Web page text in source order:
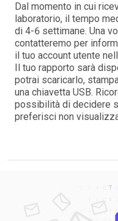
Dal momento in cui
laboratorio, il tempo
di 4-6 settimane. Una
contatteremo per
il tuo account utente
Il tuo rapporto sarà
potrai scaricarlo,
una chiavetta USB.
possibilità di decidere
preferisci non